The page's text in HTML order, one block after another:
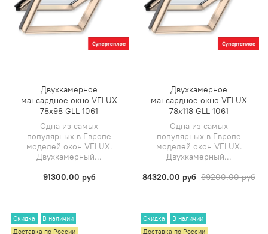
Двухкамерное
мансардное окно VELUX
78х98 GLL 1061
Одна из самых
популярных в Европе
моделей окон VELUX.
Двухкамерный...
91300.00 руб
Двухкамерное
мансардное окно VELUX
78х118 GLL 1061
Одна из самых
популярных в Европе
моделей окон VELUX.
Двухкамерный...
84320.00 руб 99200.00 руб
Скидка
В наличии
Доставка по России
Скидка
В наличии
Доставка по России